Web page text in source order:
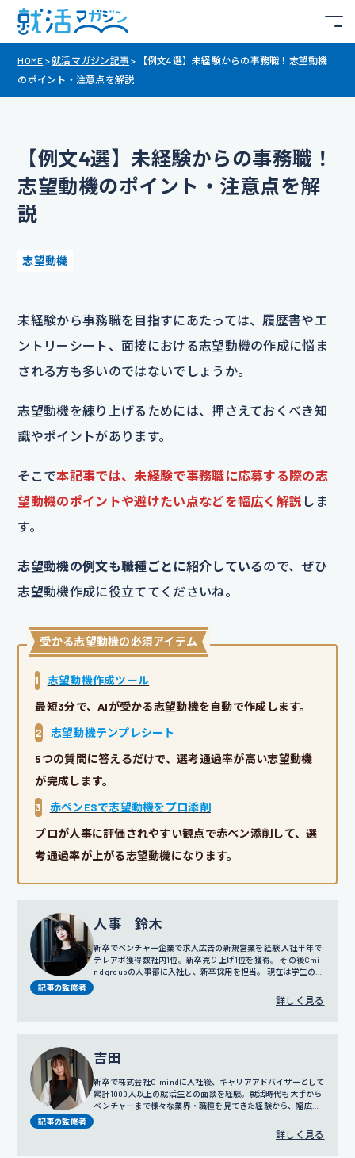
HOME >就活マガジン記事 >
【例文4選】未経験からの事務職！志望動機
のポイント・注意点を解説
【例文4選】未経験からの事務職！
志望動機のポイント・注意点を解
説
志望動機
未経験から事務職を目指すにあたっては、履歴書やエ
ントリーシート、面接における志望動機の作成に悩ま
される方も多いのではないでしょうか。
志望動機を練り上げるためには、押さえておくべき知
識やポイントがあります。
そこで本記事では、未経験で事務職に応募する際の志
望動機のポイントや避けたい点などを幅広く解説 しま
す。
志望動機の例文も職種ごとに紹介しているので、ぜひ
志望動機作成に役立ててくださいね。
受かる志望動機の必須アイテム
1
志望動機作成ツール
最短3分で、AIが受かる志望動機を自動で作成します。
2
志望動機テンプレシート
5つの質問に答えるだけで、選考通過率が高い志望動機
が完成します。
3
赤ペンESで志望動機をプロ添削
プロが人事に評価されやすい観点で赤ペン添削して、選
考通過率が上がる志望動機になります。
記事の監修者
人事 鈴木
新卒でベンチャー企業で求人広告の新規営業を経験 入社半年で
テレアポ獲得数社内1位。新卒売り上げ1位を獲得。 その後Cmi
nd groupの人事部に入社し、新卒採用を担当。 現在は学生の面
詳しく見る
記事の監修者
吉田
新卒で株式会社C-mindに入社後、キャリアアドバイザーとして
累計1000人以上の就活生との面談を経験。就活時代も大手から
ベンチャーまで様々な業界・職種を見てきた経験から、幅広い
詳しく見る